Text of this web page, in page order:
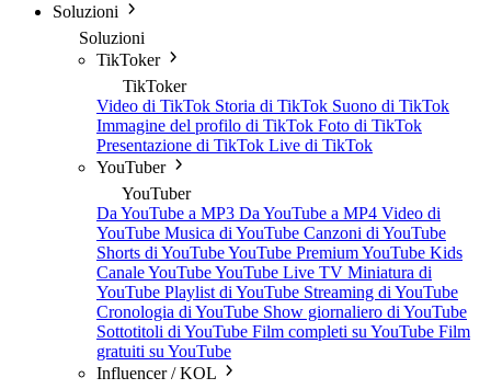
Soluzioni
Soluzioni
TikToker
TikToker
Video di TikTok Storia di TikTok Suono di TikTok
Immagine del profilo di TikTok Foto di TikTok
Presentazione di TikTok Live di TikTok
YouTuber
YouTuber
Da YouTube a MP3 Da YouTube a MP4 Video di
YouTube Musica di YouTube Canzoni di YouTube
Shorts di YouTubeYouTube PremiumYouTube Kids
Canale YouTubeYouTube Live TV Miniatura di
YouTube Playlist di YouTube Streaming di YouTube
Cronologia di YouTube Show giornaliero di YouTube
Sottotitoli di YouTube Film completi su YouTube Film
gratuiti su YouTube
Influencer / KOL